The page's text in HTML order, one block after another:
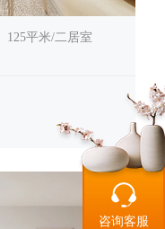
125平米/二居室
咨询客服